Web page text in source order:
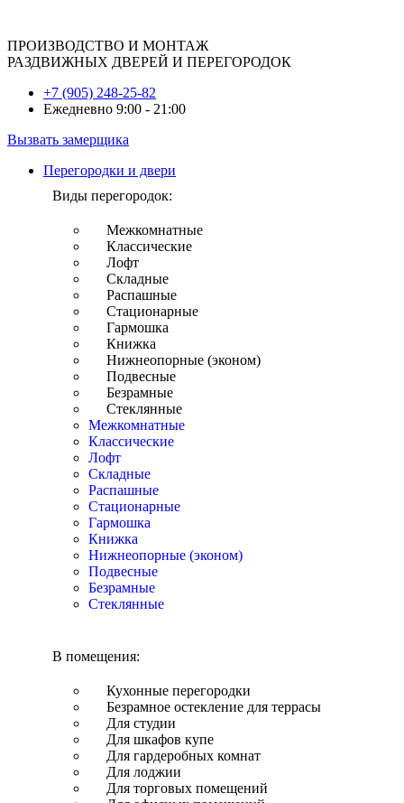
ПРОИЗВОДСТВО И МОНТАЖ
РАЗДВИЖНЫХ ДВЕРЕЙ И ПЕРЕГОРОДОК
+7 (905) 248-25-82
Ежедневно 9:00 - 21:00
Вызвать замерщика
Перегородки и двери
Виды перегородок:
Межкомнатные
Классические
Лофт
Складные
Распашные
Стационарные
Гармошка
Книжка
Нижнеопорные (эконом)
Подвесные
Безрамные
Стеклянные
Межкомнатные
Классические
Лофт
Складные
Распашные
Стационарные
Гармошка
Книжка
Нижнеопорные (эконом)
Подвесные
Безрамные
Стеклянные
В помещения:
Кухонные перегородки
Безрамное остекление для террасы
Для студии
Для шкафов купе
Для гардеробных комнат
Для лоджии
Для торговых помещений